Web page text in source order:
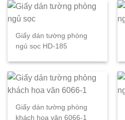
Giấy dán tường phòng
ngủ sọc HD-185
Giấy dán tường phòng
khách hoa văn 6066-1